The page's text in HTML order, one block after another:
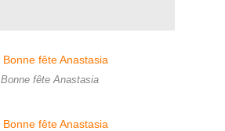
Bonne fête Anastasia